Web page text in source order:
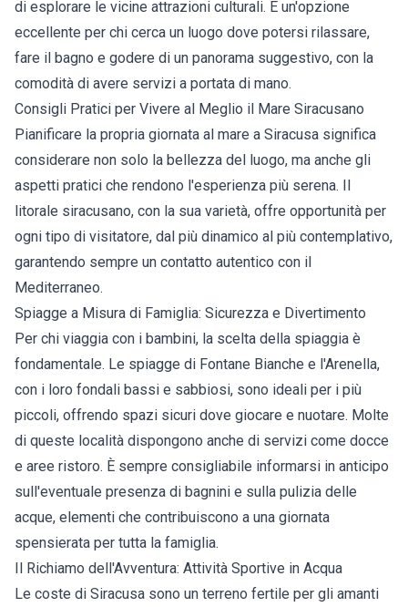
di esplorare le vicine attrazioni culturali. È un'opzione
eccellente per chi cerca un luogo dove potersi rilassare,
fare il bagno e godere di un panorama suggestivo, con la
comodità di avere servizi a portata di mano.
Consigli Pratici per Vivere al Meglio il Mare Siracusano
Pianificare la propria giornata al mare a Siracusa significa
considerare non solo la bellezza del luogo, ma anche gli
aspetti pratici che rendono l'esperienza più serena. Il
litorale siracusano, con la sua varietà, offre opportunità per
ogni tipo di visitatore, dal più dinamico al più contemplativo,
garantendo sempre un contatto autentico con il
Mediterraneo.
Spiagge a Misura di Famiglia: Sicurezza e Divertimento
Per chi viaggia con i bambini, la scelta della spiaggia è
fondamentale. Le spiagge di Fontane Bianche e l'Arenella,
con i loro fondali bassi e sabbiosi, sono ideali per i più
piccoli, offrendo spazi sicuri dove giocare e nuotare. Molte
di queste località dispongono anche di servizi come docce
e aree ristoro. È sempre consigliabile informarsi in anticipo
sull'eventuale presenza di bagnini e sulla pulizia delle
acque, elementi che contribuiscono a una giornata
spensierata per tutta la famiglia.
Il Richiamo dell'Avventura: Attività Sportive in Acqua
Le coste di Siracusa sono un terreno fertile per gli amanti